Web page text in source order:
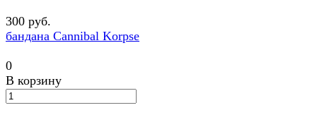
300 руб.
бандана Cannibal Korpse
0
В корзину